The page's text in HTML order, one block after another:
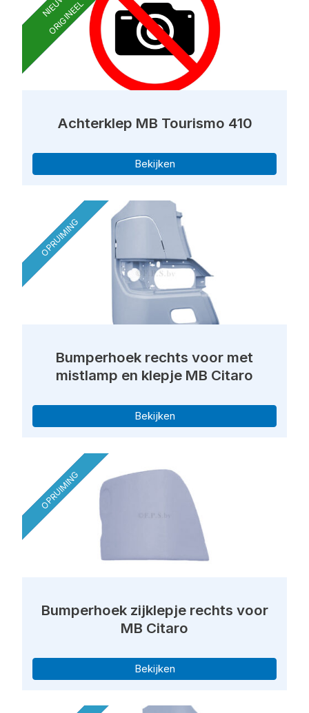
NIEUW
ORIGINEEL
Achterklep MB Tourismo 410
Bekijken
OPRUIMING
Bumperhoek rechts voor met
mistlamp en klepje MB Citaro
Bekijken
OPRUIMING
Bumperhoek zijklepje rechts voor
MB Citaro
Bekijken